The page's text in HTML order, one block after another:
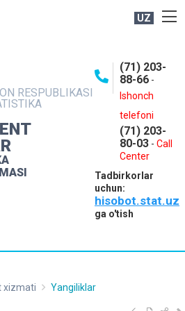
UZ
RESPUBLIKASI
(71) 203-
88-66 -
Ishonch
telefoni
(71) 203-
80-03 - Call
Center
Tadbirkorlar
uchun:
hisobot.stat.uz
ga o'tish
NASHRLAR
XIZMATLAR
XIZMATI
xizmati Yangiliklar